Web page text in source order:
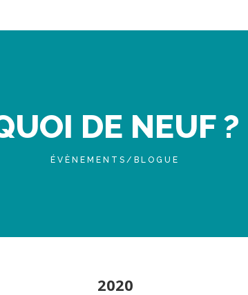
DE NEUF ?
ÉVÈNEMENTS/BLOGUE
2020